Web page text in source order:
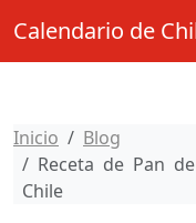
Calendario de
Inicio
Blog
Receta de Pan
Chile